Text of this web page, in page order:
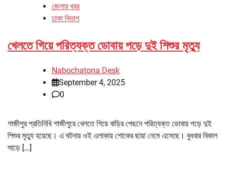
জেলার খবর
ঢাকা বিভাগ
খেলতে গিয়ে পরিত্যক্ত ডোবায় পড়ে দুই শিশুর মৃত্যু
Nabochatona Desk
September 4, 2025
0
গাজীপুর প্রতিনিধি গাজীপুরে খেলতে গিয়ে বাড়ির পেছনে পরিত্যক্ত ডোবায় পড়ে দুই
শিশুর মৃত্যু হয়েছে। এ ঘটনায় ওই এলাকায় শোকের ছায়া নেমে এসেছে। বুধবার বিকাল
সাড়ে […]